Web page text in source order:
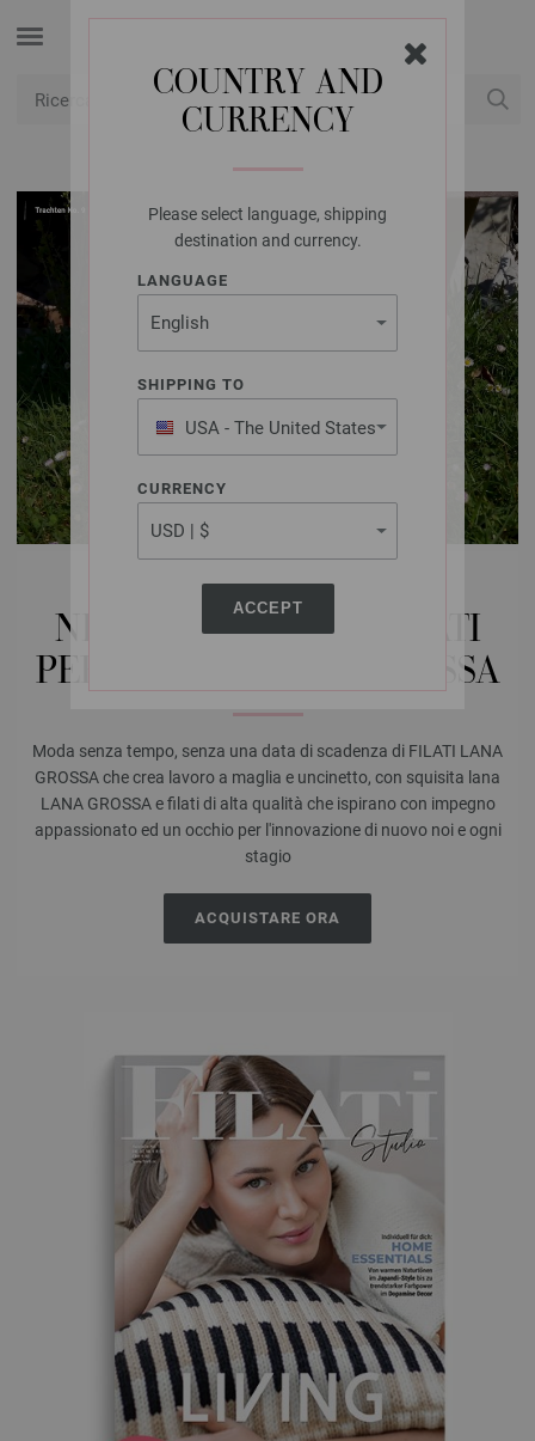
COUNTRY AND
CURRENCY
Please select language, shipping
destination and currency.
LANGUAGE
SHIPPING TO
USA - The United States
of America
CURRENCY
ACCEPT
FILATI-STORE.IT
NEGOZIO ONLINE FILATI
PER I FILATI LANA GROSSA
Moda senza tempo, senza una data di scadenza di FILATI LANA
GROSSA che crea lavoro a maglia e uncinetto, con squisita lana
LANA GROSSA e filati di alta qualità che ispirano con impegno
appassionato ed un occhio per l'innovazione di nuovo noi e ogni
stagio
ACQUISTARE ORA